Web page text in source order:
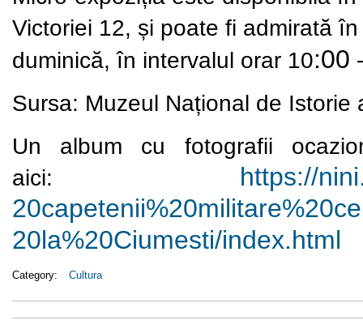
Victoriei 12, și poate fi admirată
duminică, în intervalul orar 10:00
Sursa: Muzeul Național de Istorie
Un album cu fotografii
aici:
https://
20capetenii%20militare%
20la%20Ciumesti/index.html
Category: Cultura